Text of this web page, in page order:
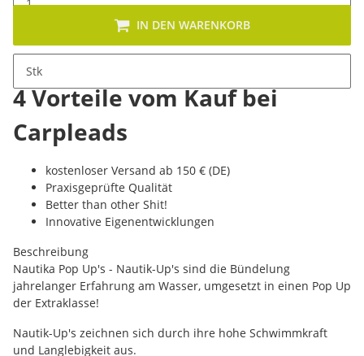
Stk
IN DEN WARENKORB
4 Vorteile vom Kauf bei
Carpleads
kostenloser Versand ab 150 € (DE)
Praxisgeprüfte Qualität
Better than other Shit!
Innovative Eigenentwicklungen
Beschreibung
Nautika Pop Up's - Nautik-Up's sind die Bündelung
jahrelanger Erfahrung am Wasser, umgesetzt in einen Pop Up
der Extraklasse!
Nautik-Up's zeichnen sich durch ihre hohe Schwimmkraft
und Langlebigkeit aus.